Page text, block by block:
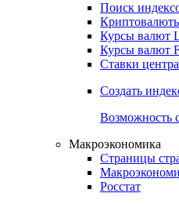
Получить
Индикаторы рынка
Поиск
Курсы валют
Ставки
Создать индекс
Возможность